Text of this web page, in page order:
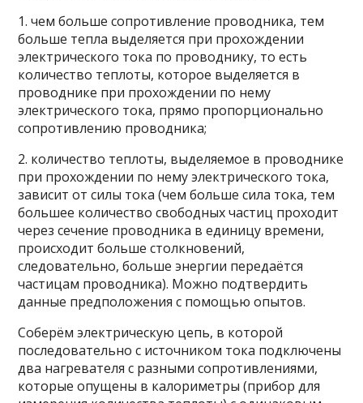
1. чем больше сопротивление проводника, тем
больше тепла выделяется при прохождении
электрического тока по проводнику, то есть
количество теплоты, которое выделяется в
проводнике при прохождении по нему
электрического тока, прямо пропорционально
сопротивлению проводника;
2. количество теплоты, выделяемое в проводнике
при прохождении по нему электрического тока,
зависит от силы тока (чем больше сила тока, тем
большее количество свободных частиц проходит
через сечение проводника в единицу времени,
происходит больше столкновений,
следовательно, больше энергии передаётся
частицам проводника). Можно подтвердить
данные предположения с помощью опытов.
Соберём электрическую цепь, в которой
последовательно с источником тока подключены
два нагревателя с разными сопротивлениями,
которые опущены в калориметры (прибор для